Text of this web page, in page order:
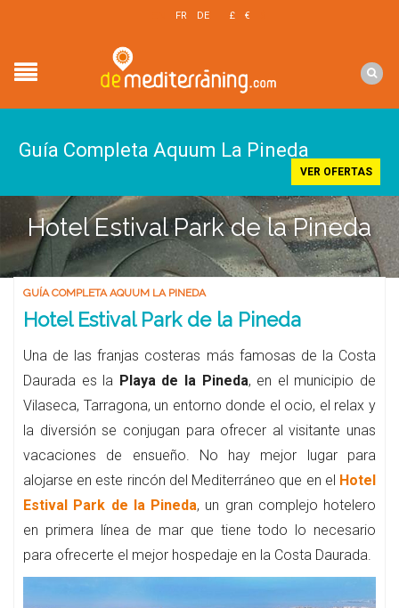
FR DE £ €
Guía Completa Aquum La Pineda
VER OFERTAS
Hotel Estival Park de la Pineda
GUÍA COMPLETA AQUUM LA PINEDA
Hotel Estival Park de la Pineda
Una de las franjas costeras más famosas de la Costa
Daurada es la Playa de la Pineda, en el municipio de
Vilaseca, Tarragona, un entorno donde el ocio, el relax y
la diversión se conjugan para ofrecer al visitante unas
vacaciones de ensueño. No hay mejor lugar para
alojarse en este rincón del Mediterráneo que en el Hotel
Estival Park de la Pineda, un gran complejo hotelero
en primera línea de mar que tiene todo lo necesario
para ofrecerte el mejor hospedaje en la Costa Daurada.